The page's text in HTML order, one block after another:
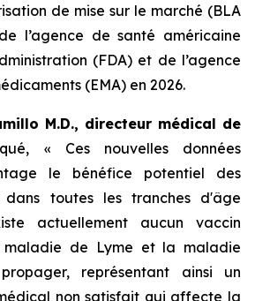
de mise sur le marché (BLA
l’agence de santé américaine
(FDA) et de l’agence
(EMA) en 2026.
M.D., directeur médical de
« Ces nouvelles données
le bénéfice potentiel des
toutes les tranches d'âge
actuellement aucun vaccin
maladie de Lyme et la maladie
représentant ainsi un
non satisfait qui affecte la